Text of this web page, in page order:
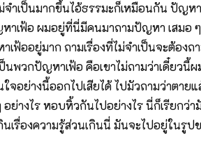
จำเป็นมากขึ้นไอ้ธรรมะก็เหมือนกัน ปัญห
เฟ้อ ผมอยู่ที่นี่มีคนมาถามปัญหา เสมอ
เฟ้ออยู่มาก ถามเรื่องที่ไม่จำเป็นจะต้องถ
นพวกปัญหาเฟ้อ คือเขาไม่ถามว่าเดี๋ยวนี้ผ
อย่างนี้ออกไปเสียได้ ไปมัวถามว่าตายแ
อย่างไร หอบหิ้วกันไปอย่างไร นี่ก็เรียกว่
เรื่องความรู้ส่วนเกินนี่ มันจะไปอยู่ในรูป